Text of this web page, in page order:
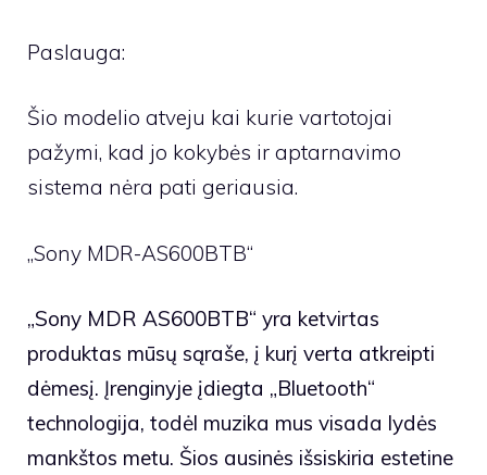
Paslauga:
Šio modelio atveju kai kurie vartotojai
pažymi, kad jo kokybės ir aptarnavimo
sistema nėra pati geriausia.
„Sony MDR-AS600BTB“
„Sony MDR AS600BTB“ yra ketvirtas
produktas mūsų sąraše, į kurį verta atkreipti
dėmesį. Įrenginyje įdiegta „Bluetooth“
technologija, todėl muzika mus visada lydės
mankštos metu. Šios ausinės išsiskiria estetine